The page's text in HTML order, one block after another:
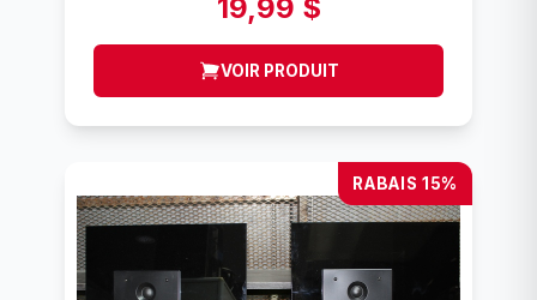
19,99 $
VOIR PRODUIT
RABAIS 15%